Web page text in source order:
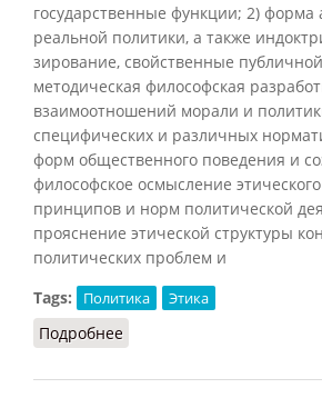
государственные функции; 2) форма
реальной политики, а также
зирование, свойственные
методическая философская
взаимоотношений морали и
специфических и различных
форм общественного поведения и
философское осмысление
принципов и норм политической
прояснение этической структуры
политических проблем и
Tags:
Политика Этика
Подробнее